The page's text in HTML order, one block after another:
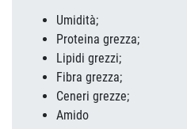
Umidità;
Proteina grezza;
Lipidi grezzi;
Fibra grezza;
Ceneri grezze;
Amido